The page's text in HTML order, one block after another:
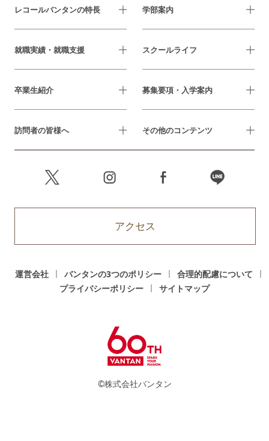
レコールバンタンの特長 学部案内
就職実績・就職支援 スクールライフ
卒業生紹介 募集要項・入学案内
訪問者の皆様へ その他のコンテンツ
アクセス
運営会社 バンタンの3つのポリシー
合理的配慮について
プライバシーポリシー
サイトマップ
©株式会社バンタン